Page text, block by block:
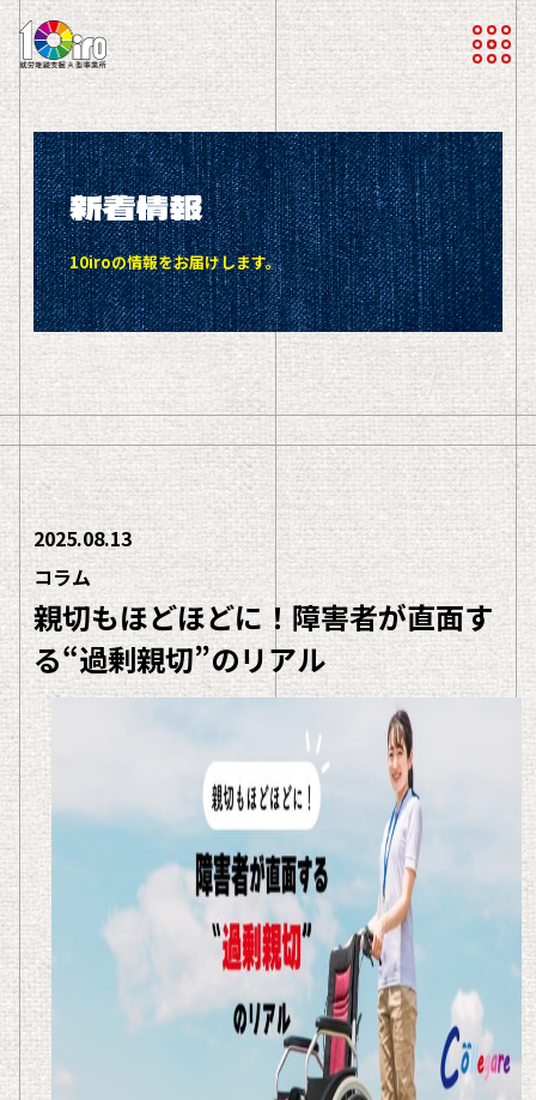
新着情報
10iroの情報をお届けします。
2025.08.13
コラム
親切もほどほどに！障害者が直面す
る“過剰親切”のリアル